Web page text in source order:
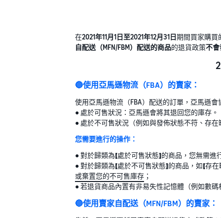
在2021年11月1日至2021年12月31日期間買家購買
自配送（MFN/FBM）配送的商品的退貨政策不
🔵使用亞馬遜物流（FBA）的賣家：
使用亞馬遜物流（FBA）配送的訂單，亞馬遜
● 處於可售狀況：亞馬遜會將其退回您的庫存。
● 處於不可售狀況（例如與發佈狀態不符、存
您需要進行的操作：
● 對於歸類為【處於可售狀態】的商品，您無需
● 對於歸類為【處於不可售狀態】的商品，如【
或棄置您的不可售庫存 ；
● 若退貨商品內置有非易失性記憶體（例如數
🔵使用賣家自配送（MFN/FBM）的賣家：